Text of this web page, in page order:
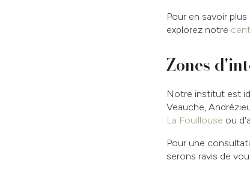
Pour en savoir
explorez notre
Zones
Notre institut est
Veauche,
La Fouillouse ou
Pour une
serons ravis de